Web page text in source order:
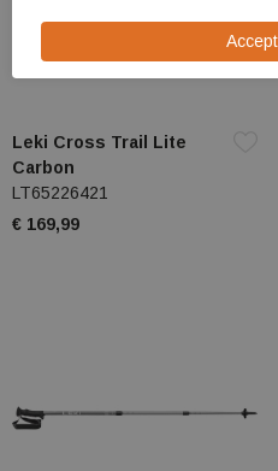
Leki Cross Trail Lite
Carbon
LT65226421
€ 169,99